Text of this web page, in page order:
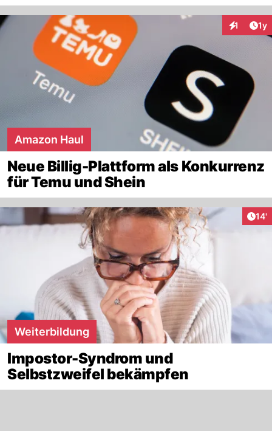
1 1y
Amazon Haul
Neue Billig-Plattform als Konkurrenz
für Temu und Shein
14'
Weiterbildung
Impostor-Syndrom und
Selbstzweifel bekämpfen